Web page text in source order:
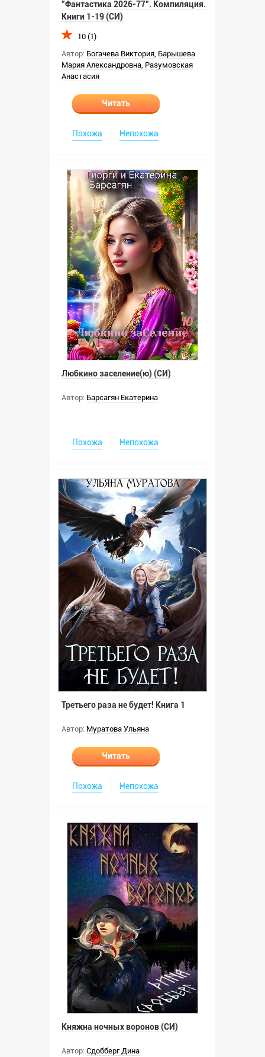
"Фантастика 2026-77". Компиляция.
Книги 1-19 (СИ)
10 (1)
Автор: Богачева Виктория, Барышева
Мария Александровна, Разумовская
Анастасия
Читать
Похожа Непохожа
Любкино заселение(ю) (СИ)
Автор: Барсагян Екатерина
Похожа Непохожа
Третьего раза не будет! Книга 1
Автор: Муратова Ульяна
Читать
Похожа Непохожа
Княжна ночных воронов (СИ)
Автор: Сдобберг Дина